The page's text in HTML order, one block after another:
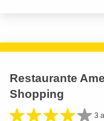
Restaurante
Shopping
3